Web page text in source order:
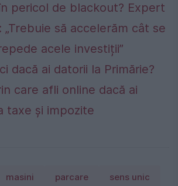
pericol de blackout? Expert
„Trebuie să accelerăm cât se
acele investiții”
dacă ai datorii la Primărie?
care afli online dacă ai
taxe și impozite
masini parcare sens unic